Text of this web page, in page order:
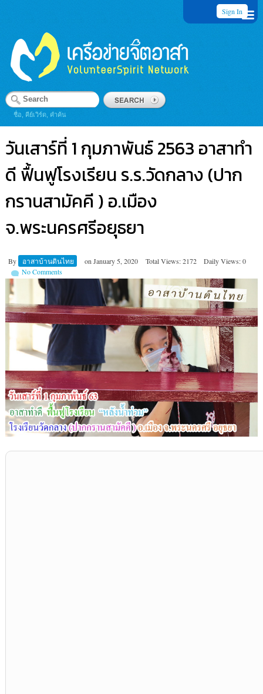
Sign In
ชื่อ, คีย์เวิร์ด, คำค้น
วันเสาร์ที่ 1 กุมภาพันธ์ 2563 อาสาทำ
ดี ฟื้นฟูโรงเรียน ร.ร.วัดกลาง (ปาก
กรานสามัคคี ) อ.เมือง
จ.พระนครศรีอยุธยา
By อาสาบ้านดินไทย on January 5, 2020 Total Views: 2172
Daily Views: 0
No Comments